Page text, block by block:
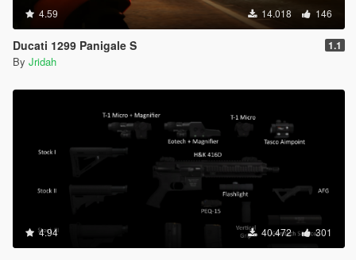
4.59 14.018 146
Ducati 1299 Panigale S 1.1
By Jridah
4.94 40.472 301